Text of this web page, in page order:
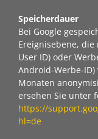
Speicherdauer
Bei Google
Ereignisebene, die
User ID) oder
Android-Werbe-
Monaten
ersehen Sie unter
https://
hl=de